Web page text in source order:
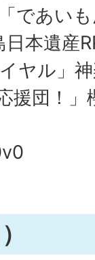
であい
日本遺産
ヤル」
援団！